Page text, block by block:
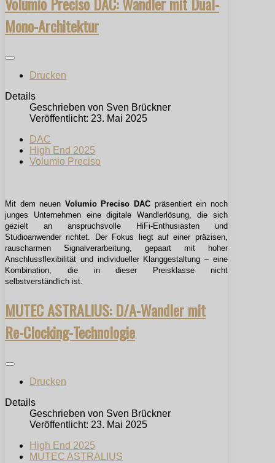
Mono-Architektur
Drucken
Details
Geschrieben von Sven Brückner
Veröffentlicht: 23. Mai 2025
DAC
High End 2025
Volumio Preciso
Mit dem neuen Volumio Preciso DAC präsentiert ein noch
junges Unternehmen eine digitale Wandlerlösung, die sich
gezielt an anspruchsvolle HiFi-Enthusiasten und
Studioanwender richtet. Der Fokus liegt auf einer präzisen,
rauscharmen Signalverarbeitung, gepaart mit hoher
Anschlussflexibilität und individueller Klanggestaltung – eine
Kombination, die in dieser Preisklasse nicht
selbstverständlich ist.
MUTEC ASTRALIUS: D/A-Wandler mit
Re-Clocking-Technologie
Drucken
Details
Geschrieben von Sven Brückner
Veröffentlicht: 23. Mai 2025
High End 2025
MUTEC ASTRALIUS